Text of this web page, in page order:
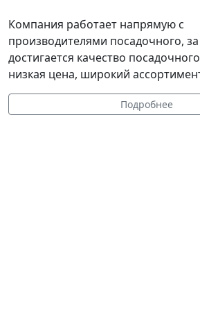
Компания работает напрямую с
производителями посадочного, за
достигается качество
низкая цена, широкий
Подробнее